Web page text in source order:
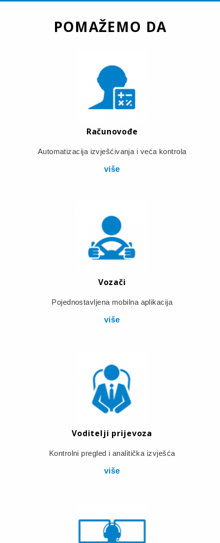
POMAŽEMO DA
Računovođe
Automatizacija izvješćivanja i veća kontrola
više
Vozači
Pojednostavljena mobilna aplikacija
više
Voditelji prijevoza
Kontrolni pregled i analitička izvješća
više